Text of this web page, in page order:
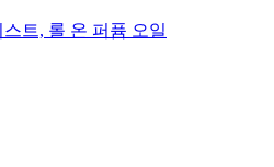
트, 롤 온 퍼퓸 오일